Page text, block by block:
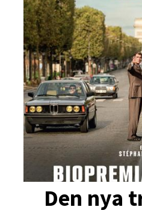
Den nya